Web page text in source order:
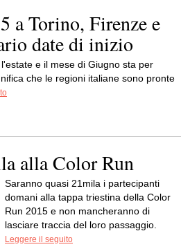
a Torino, Firenze e
date di inizio
e il mese di Giugno sta per
che le regioni italiane sono pronte
alla Color Run
Saranno quasi 21mila i partecipanti
domani alla tappa triestina della Color
Run 2015 e non mancheranno di
lasciare traccia del loro passaggio.
Leggere il seguito